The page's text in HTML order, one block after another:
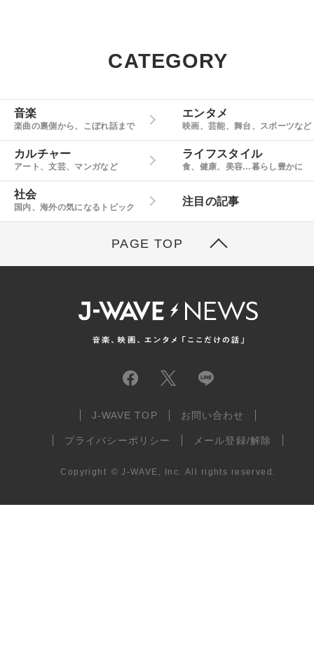
CATEGORY
音楽
楽曲の裏側から、こぼれ話まで
エンタメ
映画、芸能、舞台、スポーツなど
カルチャー
アート、文芸、マンガなど
ライフスタイル
食、健康、美容…暮らし豊かに
社会
国内、海外の気になるトピック
注目の記事
PAGE TOP
J-WAVE TOP お問い合わせ
プライバシーポリシー メール登録/解除
Copyright © J-WAVE, Inc. All rights reserved.